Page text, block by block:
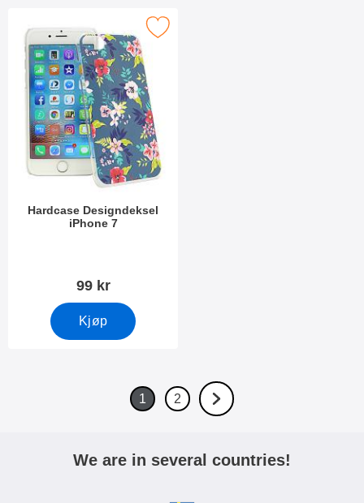
Hardcase Designdeksel
iPhone 7
99 kr
Kjøp
Merk hardcase Designdeksel iPhone 7 som favoritt
Gjeldende side , side
1
Gå til side
2
Gå til neste side
We are in several countries!